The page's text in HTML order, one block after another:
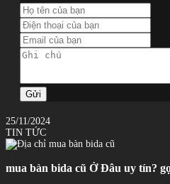
Gửi
25/11/2024
TIN TỨC
mua bàn bida cũ Ở Đâu uy tín?